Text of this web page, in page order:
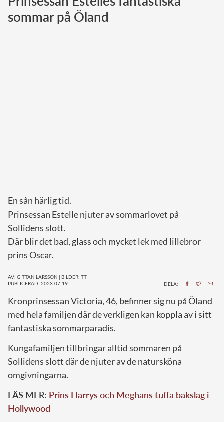
Norska kungahuset
sommar på Öland
En sån härlig tid.
Prinsessan Estelle njuter av sommarlovet på
Sollidens slott.
Där blir det bad, glass och mycket lek med lillebror
prins Oscar.
AV: GITTAN LARSSON | BILDER: TT
PUBLICERAD: 2023-07-19
DELA:
Kronprinsessan Victoria, 46, befinner sig nu på Öland
med hela familjen där de verkligen kan koppla av i sitt
fantastiska sommarparadis.
Kungafamiljen tillbringar alltid sommaren på
Sollidens slott där de njuter av de natursköna
omgivningarna.
LÄS MER: Prins Harrys och Meghans tuffa bakslag i
Hollywood